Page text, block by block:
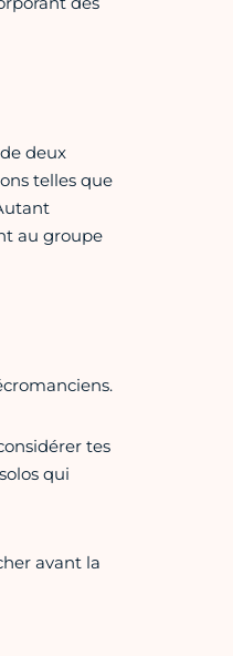
deux
telles que
au groupe
tes
qui
avant la